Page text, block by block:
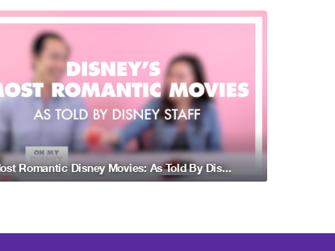
The Most Romantic Disney Movies: As Told By Disney Staff